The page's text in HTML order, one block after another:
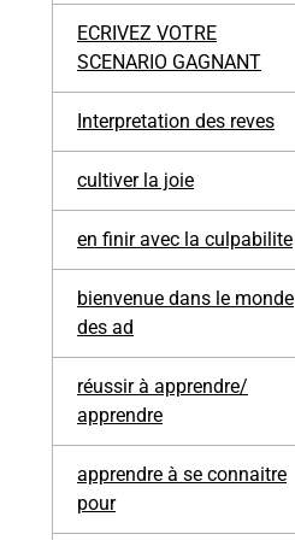
ECRIVEZ VOTRE
SCENARIO GAGNANT
Interpretation des reves
cultiver la joie
en finir avec la culpabilite
bienvenue dans le monde
des ad
réussir à apprendre/
apprendre
apprendre à se connaitre
pour